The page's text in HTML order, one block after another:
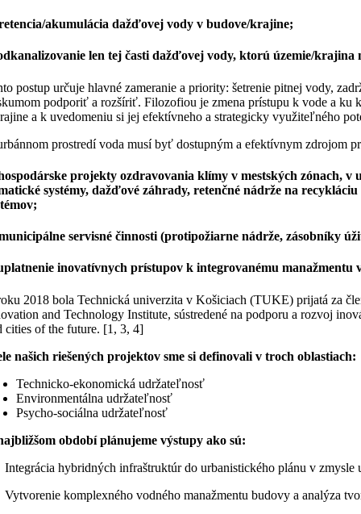
akumulácia dažďovej vody v budove/krajine;
len tej časti dažďovej vody, ktorú územie/krajina
postup určuje hlavné zameranie a priority: šetrenie pitnej vody,
podporiť a rozšíriť. Filozofiou je zmena prístupu k vode a ku
a k uvedomeniu si jej efektívneho a strategicky využiteľného
prostredí voda musí byť dostupným a efektívnym zdrojom
projekty ozdravovania klímy v mestských zónach,
systémy, dažďové záhrady, retenčné nádrže na
servisné činnosti (protipožiarne nádrže, zásobníky
inovatívnych prístupov k integrovanému manažmentu
2018 bola Technická univerzita v Košiciach (TUKE) prijatá za
and Technology Institute, sústredené na podporu a rozvoj
cities of the future. [1, 3, 4]
našich riešených projektov sme si definovali v troch oblastiach:
Technicko-ekonomická udržateľnosť
Environmentálna udržateľnosť
Psycho-sociálna udržateľnosť
období plánujeme výstupy ako sú:
hybridných infraštruktúr do urbanistického plánu v zmysle
komplexného vodného manažmentu budovy a analýza